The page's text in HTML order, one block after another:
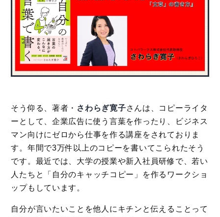
そう仰る、著者・ さわらぎ寛子さんは、コピーライタ
ーとして、企業広告に使う言葉を作ったり、ビジネス
マン向けにゼロから仕事を作る講座をされておりま
す。年間で3万件以上のコピーを書いてこられたそう
です。最近では、大学の授業や新入社員研修で、若い
人たちと「自分のキャッチコピー」を作るワークショ
ップもしています。
自分が言いたいことを他人にキチンと伝えることって